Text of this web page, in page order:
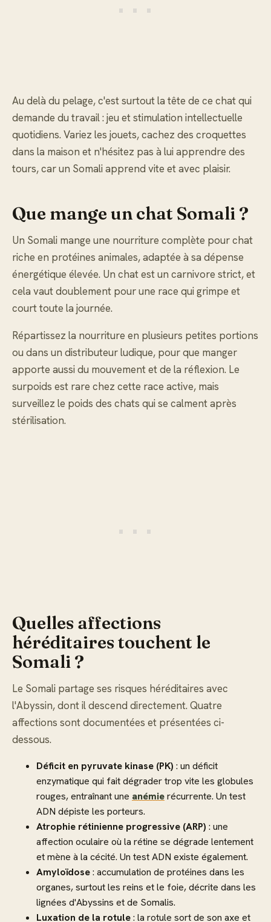
Au delà du pelage, c'est surtout la tête de ce chat qui
demande du travail : jeu et stimulation intellectuelle
quotidiens. Variez les jouets, cachez des croquettes
dans la maison et n'hésitez pas à lui apprendre des
tours, car un Somali apprend vite et avec plaisir.
Que mange un chat Somali ?
Un Somali mange une nourriture complète pour chat
riche en protéines animales, adaptée à sa dépense
énergétique élevée. Un chat est un carnivore strict, et
cela vaut doublement pour une race qui grimpe et
court toute la journée.
Répartissez la nourriture en plusieurs petites portions
ou dans un distributeur ludique, pour que manger
apporte aussi du mouvement et de la réflexion. Le
surpoids est rare chez cette race active, mais
surveillez le poids des chats qui se calment après
stérilisation.
Quelles affections
héréditaires touchent le
Somali ?
Le Somali partage ses risques héréditaires avec
l'Abyssin, dont il descend directement. Quatre
affections sont documentées et présentées ci-
dessous.
Déficit en pyruvate kinase (PK) : un déficit
enzymatique qui fait dégrader trop vite les globules
rouges, entraînant une anémierécurrente. Un test
ADN dépiste les porteurs.
Atrophie rétinienne progressive (ARP) : une
affection oculaire où la rétine se dégrade lentement
et mène à la cécité. Un test ADN existe également.
Amyloïdose: accumulation de protéines dans les
organes, surtout les reins et le foie, décrite dans les
lignées d'Abyssins et de Somalis.
Luxation de la rotule: la rotule sort de son axe et